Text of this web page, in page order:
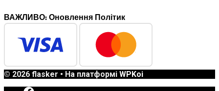
ВАЖЛИВО: Оновлення Політик
© 2026 flasker • На платформі WPKoi